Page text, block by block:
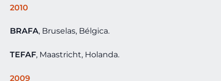
2010
BRAFA, Bruselas, Bélgica.
TEFAF, Maastricht, Holanda.
2009